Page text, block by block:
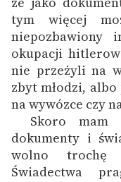
Materiały promocyjne
Polityka prywatności
Regulamin biblioteki
Dane fundacji i
sprawozdania
Regulamin darowizn
tym więcej
niepozbawiony
okupacji
nie przeżyli na
zbyt młodzi,
na wywózce czy
Skoro
dokumenty i
wolno trochę
Świadectwa